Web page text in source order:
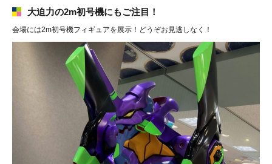
大迫力の2m初号機にもご注目！
会場には2m初号機フィギュアを展示！どうぞお見逃しなく！